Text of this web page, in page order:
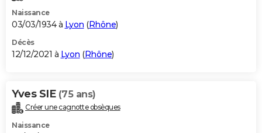
Naissance
03/03/1934 à Lyon (Rhône)
Décès
12/12/2021 à Lyon (Rhône)
Yves SIE (75 ans)
Créer une cagnotte obsèques
Naissance